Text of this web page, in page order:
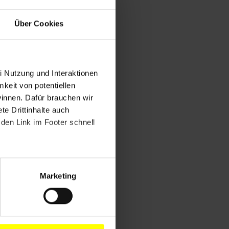
Über Cookies
Nutzung und Interaktionen
von potentiellen
Dafür brauchen wir
Drittinhalte auch
Link im Footer schnell
Marketing